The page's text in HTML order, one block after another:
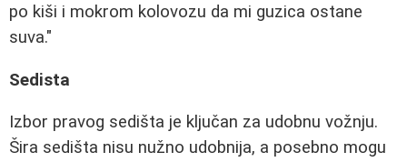
po kiši i mokrom kolovozu da mi guzica ostane
suva."
Sedista
Izbor pravog sedišta je ključan za udobnu vožnju.
Šira sedišta nisu nužno udobnija, a posebno mogu